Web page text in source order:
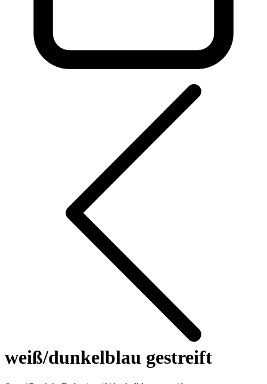
weiß/dunkelblau gestreift